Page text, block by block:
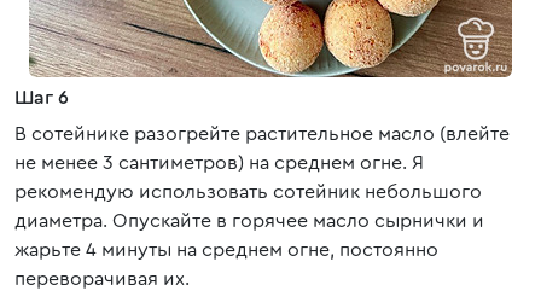
Шаг 6
В сотейнике разогрейте растительное масло (влейте
не менее 3 сантиметров) на среднем огне. Я
рекомендую использовать сотейник небольшого
диаметра. Опускайте в горячее масло сырнички и
жарьте 4 минуты на среднем огне, постоянно
переворачивая их.